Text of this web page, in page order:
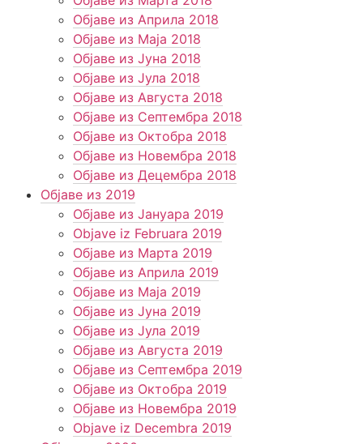
Објаве из Априла 2018
Објаве из Маја 2018
Објаве из Јуна 2018
Објаве из Јула 2018
Објаве из Августа 2018
Објаве из Септембра 2018
Објаве из Октобра 2018
Објаве из Новембра 2018
Објаве из Децембра 2018
Објаве из 2019
Објаве из Јануара 2019
Objave iz Februara 2019
Објаве из Марта 2019
Објаве из Априла 2019
Објаве из Маја 2019
Објаве из Јуна 2019
Објаве из Јула 2019
Објаве из Августа 2019
Објаве из Септембра 2019
Објаве из Октобра 2019
Објаве из Новембра 2019
Objave iz Decembra 2019